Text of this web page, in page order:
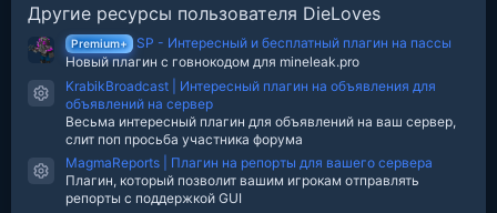
з
д
Другие ресурсы пользователя DieLoves
Premium+
SP - Интересный и бесплатный плагин на пассы
Новый плагин с говнокодом для mineleak.pro
Иконка ресурса
KrabikBroadcast | Интересный плагин на объявления для
объявлений на сервер
Весьма интересный плагин для объявлений на ваш сервер,
слит поп просьба участника форума
Иконка ресурса
MagmaReports | Плагин на репорты для вашего сервера
Плагин, который позволит вашим игрокам отправлять
репорты с поддержкой GUI